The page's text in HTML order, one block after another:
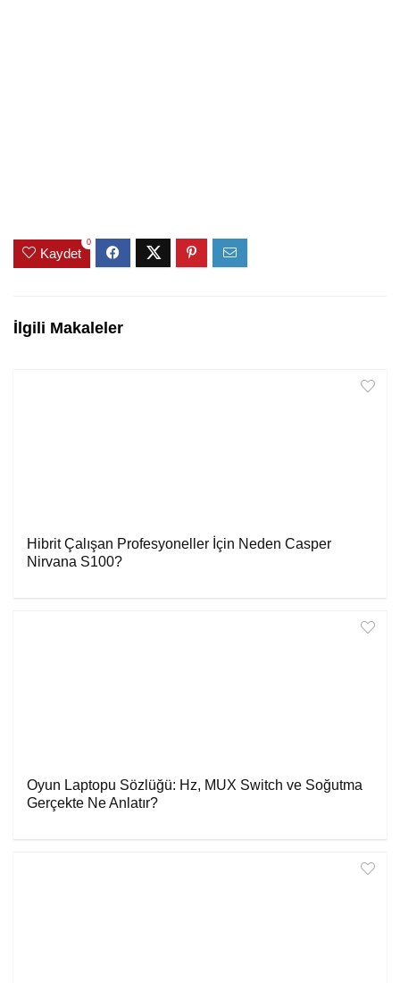
Kaydet
0
İlgili Makaleler
Hibrit Çalışan Profesyoneller İçin Neden Casper
Nirvana S100?
Oyun Laptopu Sözlüğü: Hz, MUX Switch ve Soğutma
Gerçekte Ne Anlatır?